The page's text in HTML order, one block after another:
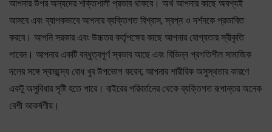
আপনার উপর অন্যদের শক্তিশালী প্রভাব থাকবে। অর্থ আপনার কাছে অবশ্যই
আসবে এবং ব্যাপকভাবে আপনার ব্যক্তিগত বিশ্বাস, স্বপ্ন ও দর্শনকে প্রভাবিত
করবে। আপনি সরকার এবং উচ্চতর কর্তৃপক্ষের কাছে আপনার যোগ্যতার স্বীকৃতি
পাবেন। আপনার একটি বন্ধুত্বপূর্ণ স্বভাব আছে এবং বিভিন্ন প্রগতিশীল সামাজিক
দলের সঙ্গে স্বাচ্ছন্দ্য বোধ খুব উপভোগ করেন; আপনার শারীরিক অসুস্থতার কারণে
একটু অসুবিধার সৃষ্টি হতে পারে। বাইরের পরিবর্তনের থেকে ব্যক্তিগত রূপান্তর অনেক
বেশী আকর্ষণীয়।